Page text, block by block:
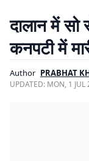
दालान में
कनपटी में
Author PRABHAT
UPDATED: MON, 1